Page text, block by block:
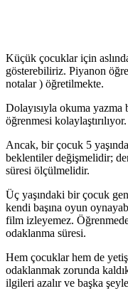
Küçük çocuklar için
gösterebiliriz. Piyanon
notalar ) öğretilmekte.
Dolayısıyla okuma
öğrenmesi kolaylaştırılıyor.
Ancak, bir çocuk 5
beklentiler değişmelidir;
süresi ölçülmelidir.
Üç yaşındaki bir çocuk
kendi başına oyun
film izleyemez.
odaklanma süresi.
Hem çocuklar hem de
odaklanmak zorunda
ilgileri azalır ve başka